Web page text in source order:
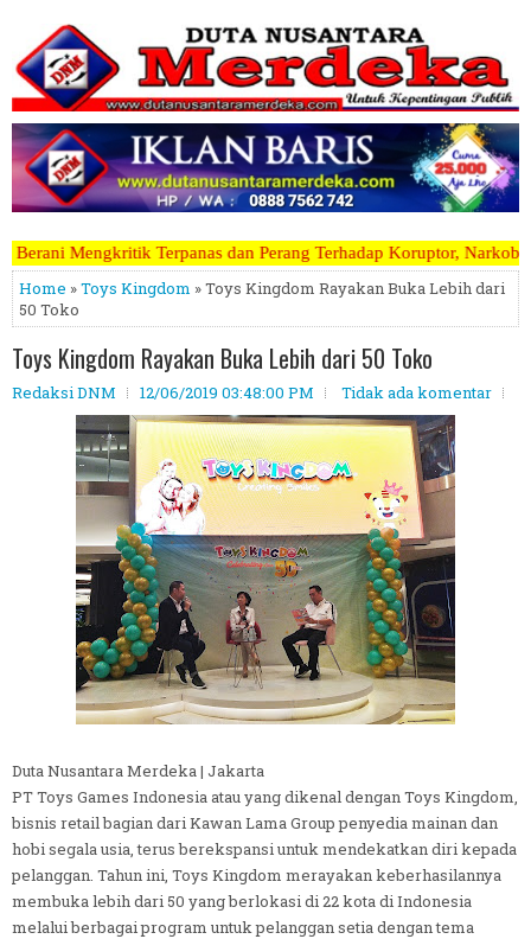
Perang Terhadap Koruptor, Narkoba, Teroris Musuh Rakyat
Home »Toys Kingdom » Toys Kingdom Rayakan Buka Lebih dari
50 Toko
Toys Kingdom Rayakan Buka Lebih dari 50 Toko
Redaksi DNM 12/06/2019 03:48:00 PM Tidak ada komentar
Duta Nusantara Merdeka | Jakarta
PT Toys Games Indonesia atau yang dikenal dengan Toys Kingdom,
bisnis retail bagian dari Kawan Lama Group penyedia mainan dan
hobi segala usia, terus berekspansi untuk mendekatkan diri kepada
pelanggan. Tahun ini, Toys Kingdom merayakan keberhasilannya
membuka lebih dari 50 yang berlokasi di 22 kota di Indonesia
melalui berbagai program untuk pelanggan setia dengan tema